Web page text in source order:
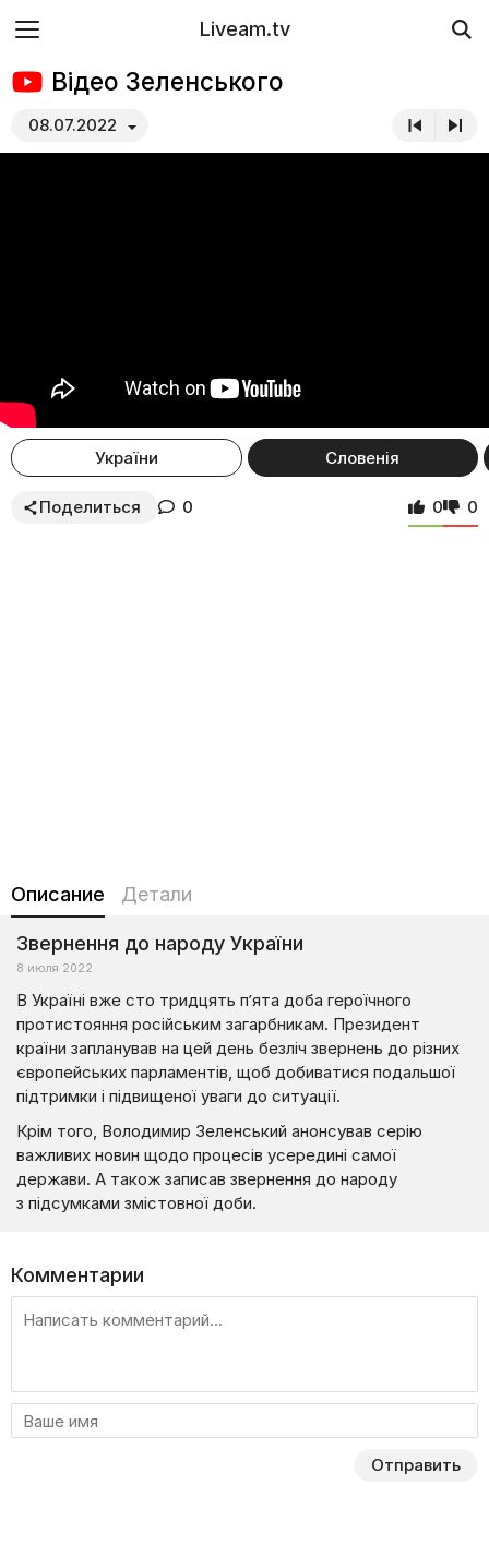
Liveam.tv
Відео Зеленського
08.07.2022
України Словенія
Поделиться 0 0 0
Описание Детали
Звернення до народу України
8 июля 2022
В Україні вже сто тридцять п’ята доба героїчного
протистояння російським загарбникам. Президент
країни запланував на цей день безліч звернень до різних
європейських парламентів, щоб добиватися подальшої
підтримки і підвищеної уваги до ситуації.
Крім того, Володимир Зеленський анонсував серію
важливих новин щодо процесів усередині самої
держави. А також записав звернення до народу
з підсумками змістовної доби.
Комментарии
Отправить